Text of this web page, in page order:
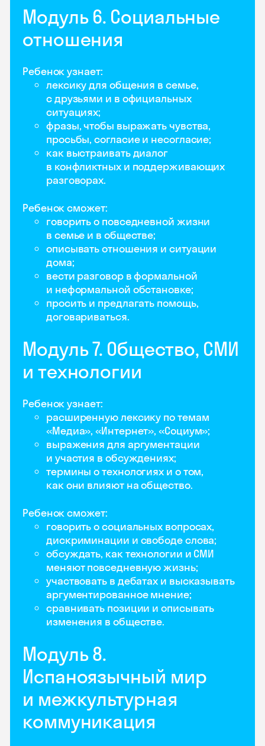
Модуль 6. Социальные
отношения
Ребенок узнает:
лексику для общения в семье,
с друзьями и в официальных
ситуациях;
фразы, чтобы выражать чувства,
просьбы, согласие и несогласие;
как выстраивать диалог
в конфликтных и поддерживающих
разговорах.
Ребенок сможет:
говорить о повседневной жизни
в семье и в обществе;
описывать отношения и ситуации
дома;
вести разговор в формальной
и неформальной обстановке;
просить и предлагать помощь,
договариваться.
Модуль 7. Общество, СМИ
и технологии
Ребенок узнает:
расширенную лексику по темам
«Медиа», «Интернет», «Социум»;
выражения для аргументации
и участия в обсуждениях;
термины о технологиях и о том,
как они влияют на общество.
Ребенок сможет:
говорить о социальных вопросах,
дискриминации и свободе слова;
обсуждать, как технологии и СМИ
меняют повседневную жизнь;
участвовать в дебатах и высказывать
аргументированное мнение;
сравнивать позиции и описывать
изменения в обществе.
Модуль 8.
Испаноязычный мир
и межкультурная
коммуникация